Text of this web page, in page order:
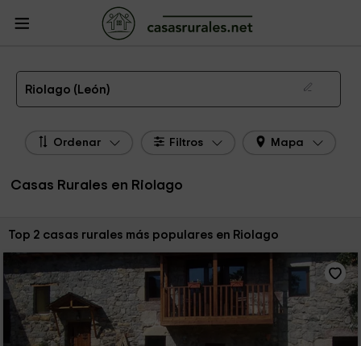
Casas Rurales
Rurales León
Casas Rurales Riolago
Las 2 mejores casas rurales en Riolago de 2026
Riolago (León)
Ordenar Filtros Mapa
Casas Rurales en Riolago
Ordenar por:
Top 2 casas rurales más populares en Riolago